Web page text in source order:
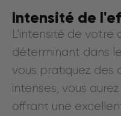
Intensité de
L’intensité de
déterminant dans
vous pratiquez des
intenses, vous
offrant une